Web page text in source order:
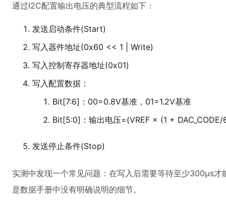
通过I2C配置输出电压的典型流程如下：
发送启动条件(Start)
写入器件地址(0x60 << 1 | Write)
写入控制寄存器地址(0x01)
写入配置数据：
Bit[7:6]：00=0.8V基准，01=1.2V基准
Bit[5:0]：输出电压=(VREF × (1 +
发送停止条件(Stop)
实测中发现一个常见问题：在写入后需要等待至少300μs
是数据手册中没有明确说明的细节。